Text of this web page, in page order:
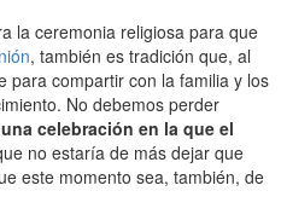
la ceremonia religiosa para que
, también es tradición que, al
para compartir con la familia y los
No debemos perder
una celebración en la que el
no estaría de más dejar que
este momento sea, también, de